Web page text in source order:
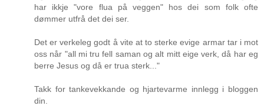
har ikkje "vore flua på veggen" hos dei som folk ofte
dømmer utfrå det dei ser.
Det er verkeleg godt å vite at to sterke evige armar tar i mot
oss når "all mi tru fell saman og alt mitt eige verk, då har eg
berre Jesus og då er trua sterk..."
Takk for tankevekkande og hjartevarme innlegg i bloggen
din.